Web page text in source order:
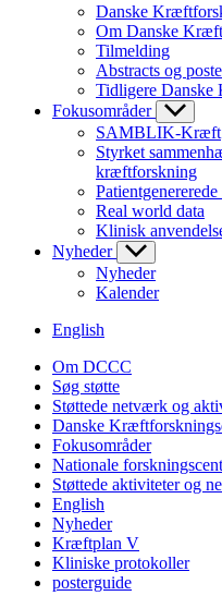
Danske
Om Danske
Tilmelding
Abstracts og
Tidligere Danske
Fokusområder
SAMBLIK-Kræft
Styrket
kræftforskning
Patientgenererede
Real world data
Klinisk
Nyheder
Nyheder
Kalender
English
Om DCCC
Søg støtte
Støttede netværk og
Danske
Fokusområder
Nationale
Støttede aktiviteter og
English
Nyheder
Kræftplan V
Kliniske protokoller
posterguide